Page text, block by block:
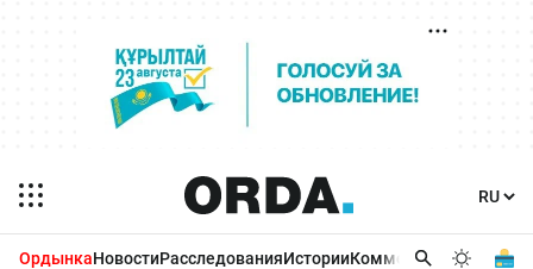
ОрдынкаНовостиРасследованияИсторииКомментарииБизнес